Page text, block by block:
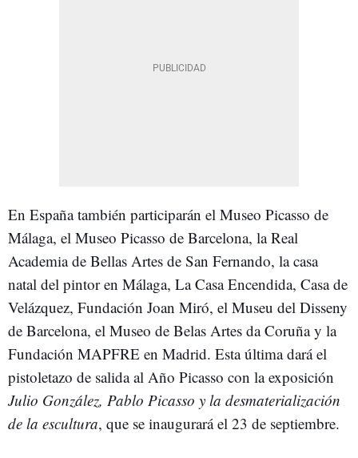
En España también participarán el Museo Picasso de
Málaga, el Museo Picasso de Barcelona, la Real
Academia de Bellas Artes de San Fernando, la casa
natal del pintor en Málaga, La Casa Encendida, Casa de
Velázquez, Fundación Joan Miró, el Museu del Disseny
de Barcelona, el Museo de Belas Artes da Coruña y la
Fundación MAPFRE en Madrid. Esta última dará el
pistoletazo de salida al Año Picasso con la exposición
Julio González, Pablo Picasso y la desmaterialización
de la escultura, que se inaugurará el 23 de septiembre.